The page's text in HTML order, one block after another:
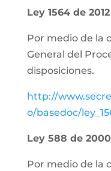
Ley 1564 de 2012
Por medio de la
General del
disposiciones.
http://
o/basedoc/
Ley 588 de 2000
Por medio de la